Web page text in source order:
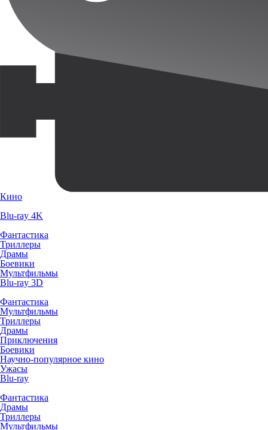
Кино
Blu-ray 4K
Фантастика
Триллеры
Драмы
Боевики
Мультфильмы
Blu-ray 3D
Фантастика
Мультфильмы
Триллеры
Драмы
Приключения
Боевики
Научно-популярное кино
Ужасы
Blu-ray
Фантастика
Драмы
Триллеры
Мультфильмы